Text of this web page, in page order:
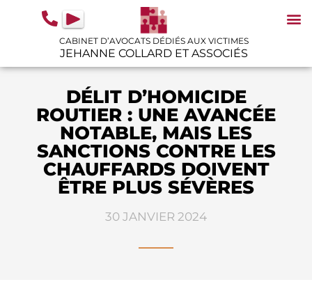
principal
CABINET D’AVOCATS DÉDIÉS AUX VICTIMES
JEHANNE COLLARD ET ASSOCIÉS
DÉLIT D’HOMICIDE
ROUTIER : UNE AVANCÉE
NOTABLE, MAIS LES
SANCTIONS CONTRE LES
CHAUFFARDS DOIVENT
ÊTRE PLUS SÉVÈRES
30 JANVIER 2024